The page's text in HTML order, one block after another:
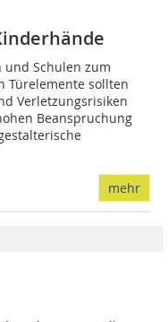
Schulen zum
Türelemente sollten
Verletzungsrisiken
Beanspruchung
mehr